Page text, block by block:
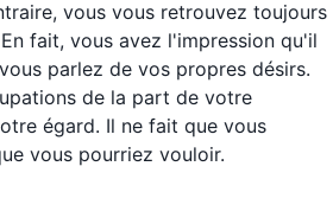
vous vous retrouvez toujours
fait, vous avez l'impression qu'il
parlez de vos propres désirs.
de la part de votre
égard. Il ne fait que vous
vous pourriez vouloir.